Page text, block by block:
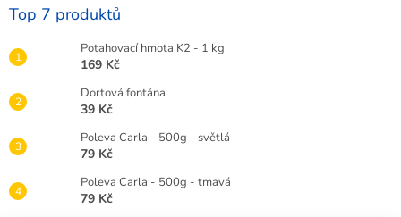
Top 7 produktů
Potahovací hmota K2 - 1 kg
169 Kč
Dortová fontána
39 Kč
Poleva Carla - 500g - světlá
79 Kč
Poleva Carla - 500g - tmavá
79 Kč